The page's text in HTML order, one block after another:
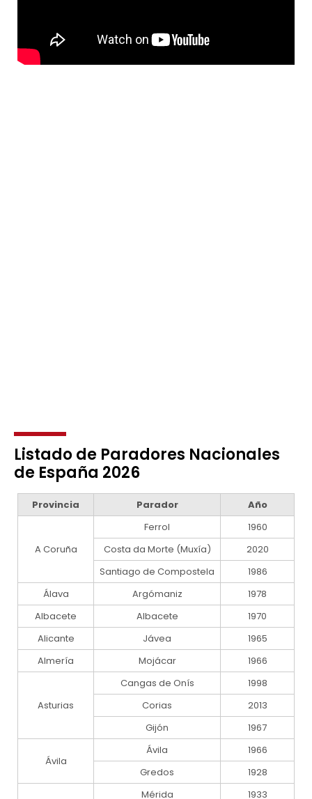
Listado de Paradores Nacionales
de España 2026
Provincia Parador Año
A Coruña
Ferrol
1960
Costa da Morte (Muxía)
2020
Santiago de Compostela
1986
Álava
Argómaniz
1978
Albacete
Albacete
1970
Alicante
Jávea
1965
Almería
Mojácar 1966
Asturias
Cangas de Onís
1998
Corias
2013
Gijón
1967
Ávila
Ávila
1966
Gredos
1928
Mérida
1933